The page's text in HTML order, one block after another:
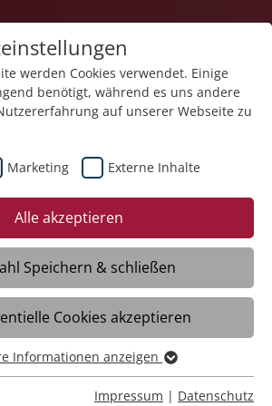
Quartiersarbeit
zur Zukunft
– Rund 35 Gäste aus
Österreich, Italien,
der Schweiz und der
der Einladung des
werden Cookies verwendet. Einige
benötigt, während es uns andere
auf unserer Webseite zu
Marketing Externe Inhalte
Alle akzeptieren
Speichern & schließen
Cookies akzeptieren
werden für grundlegende Funktionen
Informationen anzeigen
Impressum | Datenschutz